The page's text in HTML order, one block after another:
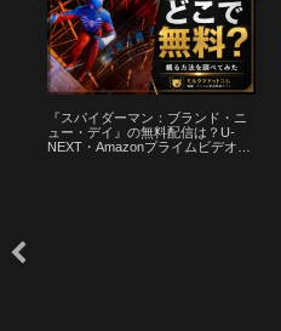
『スパイダーマン：ブランド・ニ
ュー・デイ』の無料配信は？U-
NEXT・Amazonプライムビデオ・